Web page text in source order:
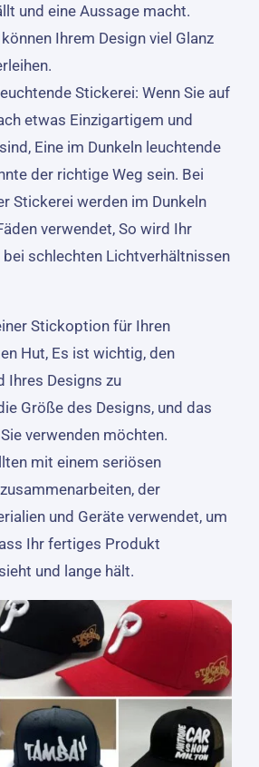
und eine Aussage macht.
Ihrem Design viel Glanz
Stickerei: Wenn Sie auf
etwas Einzigartigem und
Eine im Dunkeln leuchtende
der richtige Weg sein. Bei
Stickerei werden im Dunkeln
verwendet, So wird Ihr
bei schlechten Lichtverhältnissen
Stickoption für Ihren
Hut, Es ist wichtig, den
Ihres Designs zu
Größe des Designs, und das
verwenden möchten.
mit einem seriösen
der
und Geräte verwendet, um
Ihr fertiges Produkt
und lange hält.